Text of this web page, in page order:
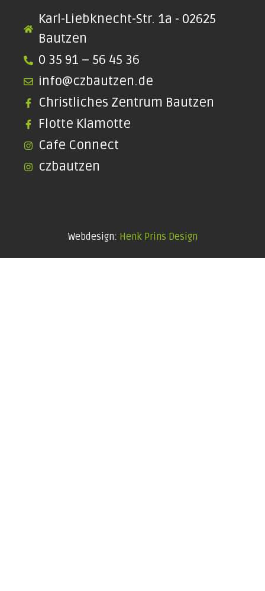
Karl-Liebknecht-Str. 1a - 02625
Bautzen
0 35 91 – 56 45 36
info@czbautzen.de
Christliches Zentrum Bautzen
Flotte Klamotte
Cafe Connect
czbautzen
Webdesign: Henk Prins Design